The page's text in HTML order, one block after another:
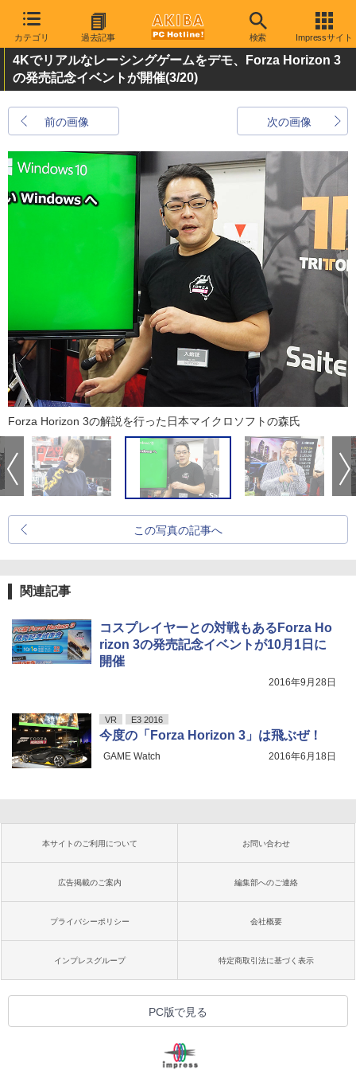
カテゴリ 過去記事 検索 Impressサイト
4Kでリアルなレーシングゲームをデモ、Forza Horizon 3
の発売記念イベントが開催(3/20)
前の画像 次の画像
Forza Horizon 3の解説を行った日本マイクロソフトの森氏
この写真の記事へ
関連記事
コスプレイヤーとの対戦もあるForza Ho
rizon 3の発売記念イベントが10月1日に
開催
2016年9月28日
VR E3 2016
今度の「Forza Horizon 3」は飛ぶぜ！
GAME Watch 2016年6月18日
本サイトのご利用について お問い合わせ
広告掲載のご案内 編集部へのご連絡
プライバシーポリシー 会社概要
インプレスグループ 特定商取引法に基づく表示
PC版で見る